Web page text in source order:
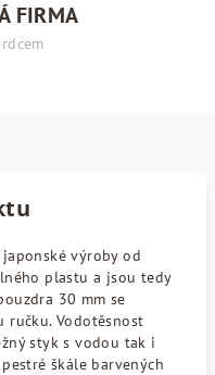
FIRMA
výroby od
plastu a jsou tedy
30 mm se
ručku. Vodotěsnost
styk s vodou tak i
škále barvených